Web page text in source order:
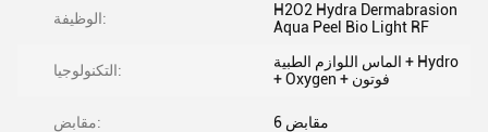
الوظيفة:
H2O2 Hydra Dermabrasion
Aqua Peel Bio Light RF
التكنولوجيا:
الماس اللوازم الطبية + Hydro
+ Oxygen + فوتون
مقابض: 6 مقابض